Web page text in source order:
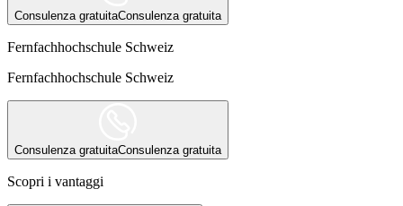
Consulenza gratuitaConsulenza gratuita
Fernfachhochschule Schweiz
Fernfachhochschule Schweiz
Consulenza gratuitaConsulenza gratuita
Scopri i vantaggi